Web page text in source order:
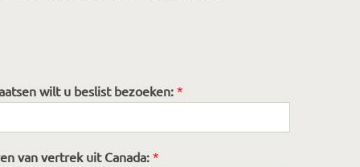
wilt u beslist bezoeken: *
van vertrek uit Canada:*